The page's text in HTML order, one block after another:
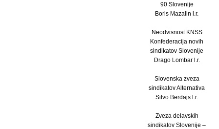
90 Slovenije
Boris Mazalin l.r.
Neodvisnost KNSS
Konfederacija novih
sindikatov Slovenije
Drago Lombar l.r.
Slovenska zveza
sindikatov Alternativa
Silvo Berdajs l.r.
Zveza delavskih
sindikatov Slovenije –